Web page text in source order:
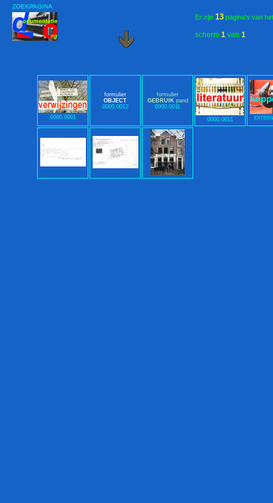
ZOEKPAGINA
Er zijn 13 pagina's van
0000.0001
formulier
OBJECT
0000.0012
formulier
GEBRUIK pand
0000.0011
0000.0011
scherm 1 van 1